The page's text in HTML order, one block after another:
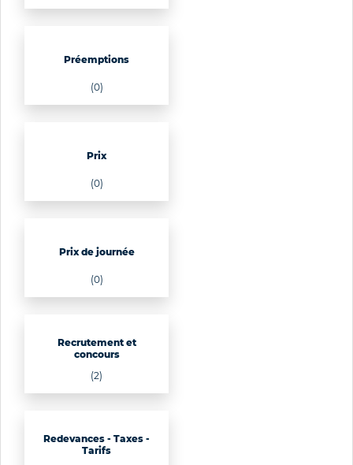
Préemptions
(0)
Prix
(0)
Prix de journée
(0)
Recrutement et
concours
(2)
Redevances - Taxes -
Tarifs